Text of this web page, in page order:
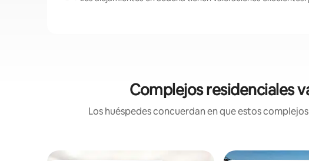
Complejos residenciales
Los huéspedes concuerdan en que estos